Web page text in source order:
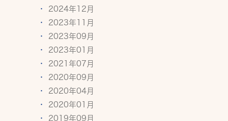
2024年12月
2023年11月
2023年09月
2023年01月
2021年07月
2020年09月
2020年04月
2020年01月
2019年09月